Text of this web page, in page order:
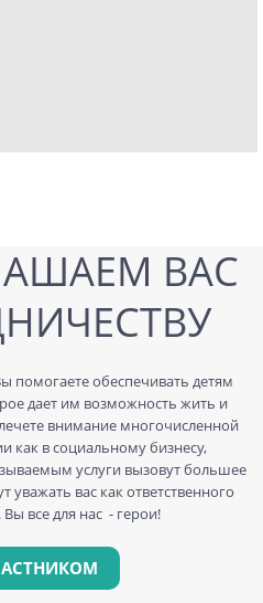
ВАС
помогаете обеспечивать детям
дает им возможность жить и
внимание многочисленной
как в социальному бизнесу,
услуги вызовут большее
уважать вас как ответственного
все для нас - герои!